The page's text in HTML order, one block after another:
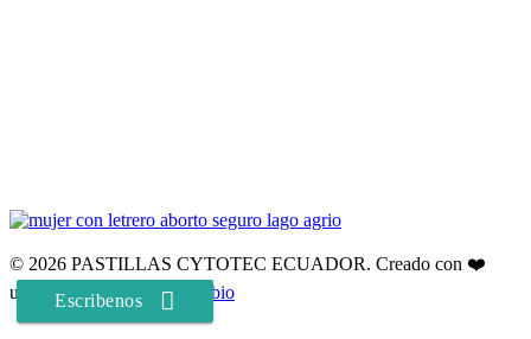
© 2026 PASTILLAS CYTOTEC ECUADOR. Creado con ❤️
utilizando WordPress y
Kubio
Escribenos